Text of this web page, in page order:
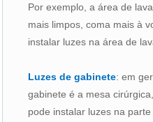
Por exemplo, a área de
mais limpos, coma mais à
instalar luzes na área de
Luzes de gabinete: em
gabinete é a mesa
pode instalar luzes na